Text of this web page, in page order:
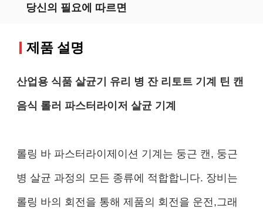
당신의 필요에 따르면
제품 설명
산업용 식품 살균기 유리 병 잔 리토트 기계 틴 캔
음식 롤러 파스터라이저 살균 기계
롤링 바 파스터라이제이션 기계는 둥근 캔, 둥근
병 살균 과정의 모든 종류에 적합합니다. 장비는
롤링 바의 회전을 통해 제품의 회전을 운전,그래